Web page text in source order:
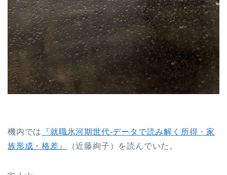
機内では
『就職氷河期世代-データで読み解く所得・家
族形成・格差』
（近藤絢子）を読んでいた。